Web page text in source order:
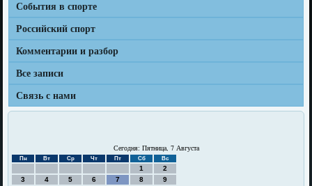
События в спорте
Российский спорт
Комментарии и разбор
Все записи
Связь с нами
Сегодня: Пятница, 7 Августа
Пн Вт Ср Чт Пт Сб Вс
1
2
3
4 5 6 7 8
9